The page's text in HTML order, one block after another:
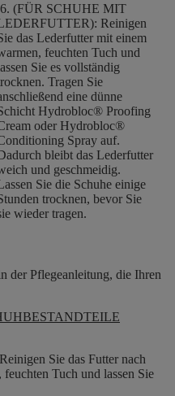
6. (FÜR SCHUHE MIT
Reinigen
das Lederfutter mit einem
feuchten Tuch und
Sie es vollständig
Tragen Sie
eine dünne
Hydrobloc® Proofing
oder Hydrobloc®
Spray auf.
bleibt das Lederfutter
und geschmeidig.
Sie die Schuhe einige
trocknen, bevor Sie
wieder tragen.
der Pflegeanleitung, die Ihren
Sie das Futter nach
Tuch und lassen Sie